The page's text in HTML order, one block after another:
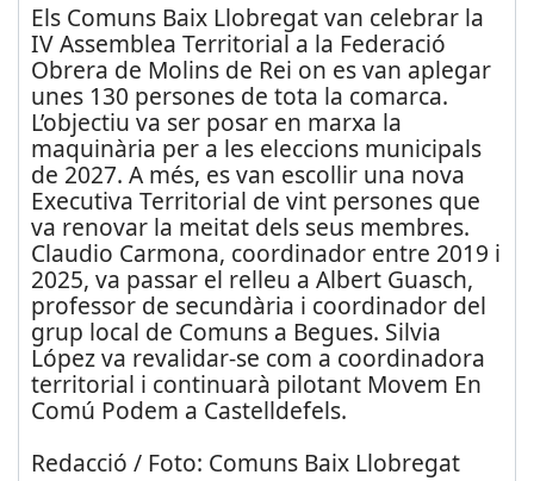
Els Comuns Baix Llobregat van celebrar la
IV Assemblea Territorial a la Federació
Obrera de Molins de Rei on es van aplegar
unes 130 persones de tota la comarca.
L’objectiu va ser posar en marxa la
maquinària per a les eleccions municipals
de 2027. A més, es van escollir una nova
Executiva Territorial de vint persones que
va renovar la meitat dels seus membres.
Claudio Carmona, coordinador entre 2019 i
2025, va passar el relleu a Albert Guasch,
professor de secundària i coordinador del
grup local de Comuns a Begues. Silvia
López va revalidar-se com a coordinadora
territorial i continuarà pilotant Movem En
Comú Podem a Castelldefels.
Redacció / Foto: Comuns Baix Llobregat